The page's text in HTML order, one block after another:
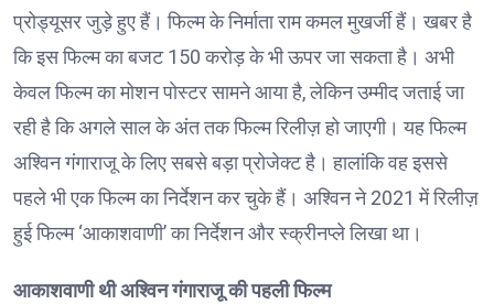
प्रोड्यूसर जुड़े हुए हैं। फिल्म के निर्माता राम कमल मुखर्जी हैं। खबर है
कि इस फिल्म का बजट 150 करोड़ के भी ऊपर जा सकता है। अभी
केवल फिल्म का मोशन पोस्टर सामने आया है, लेकिन उम्मीद जताई जा
रही है कि अगले साल के अंत तक फिल्म रिलीज़ हो जाएगी। यह फिल्म
अश्विन गंगाराजू के लिए सबसे बड़ा प्रोजेक्ट है। हालांकि वह इससे
पहले भी एक फिल्म का निर्देशन कर चुके हैं। अश्विन ने 2021 में रिलीज़
हुई फिल्म ‘आकाशवाणी’ का निर्देशन और स्क्रीनप्ले लिखा था।
आकाशवाणी थी अश्विन गंगाराजू की पहली फिल्म